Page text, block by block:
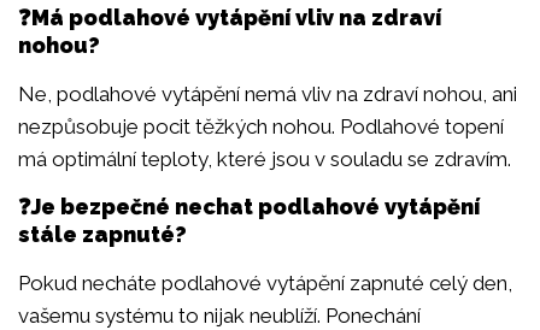
❓Má podlahové vytápění vliv na zdraví
nohou?
Ne, podlahové vytápění nemá vliv na zdraví nohou, ani
nezpůsobuje pocit těžkých nohou. Podlahové topení
má optimální teploty, které jsou v souladu se zdravím.
❓Je bezpečné nechat podlahové vytápění
stále zapnuté?
Pokud necháte podlahové vytápění zapnuté celý den,
vašemu systému to nijak neublíží. Ponechání